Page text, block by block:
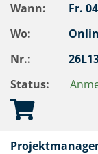
Wann: Fr.
Wo:
Nr.:
Status: